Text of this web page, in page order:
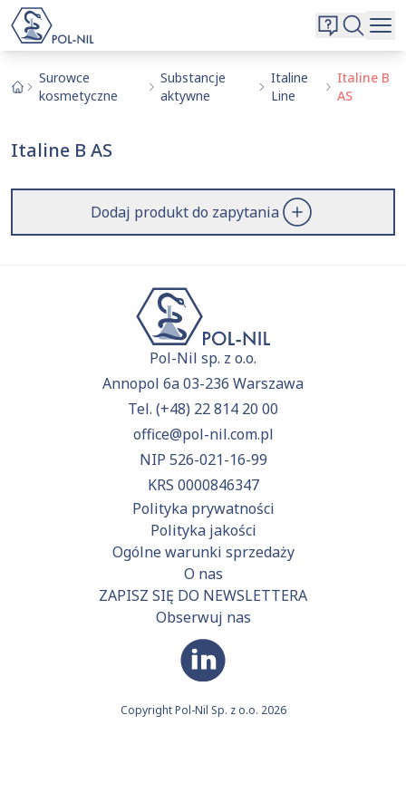
O nas
Kontakt
Surowce
kosmetyczne
Substancje
aktywne
Italine
Line
Italine B
AS
Italine B AS
Dodaj produkt do zapytania
Pol-Nil sp. z o.o.
Annopol 6a 03-236 Warszawa
Tel. (+48) 22 814 20 00
office@pol-nil.com.pl
NIP 526-021-16-99
KRS 0000846347
Polityka prywatności
Polityka jakości
Ogólne warunki sprzedaży
O nas
ZAPISZ SIĘ DO NEWSLETTERA
Obserwuj nas
Copyright Pol-Nil Sp. z o.o. 2026
Wybrane surowce i substancje
Aktualnie niczego nie dodałeś do zapytania.
Wyszukiwarka
Szukaj